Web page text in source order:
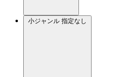
小ジャンル 指定なし